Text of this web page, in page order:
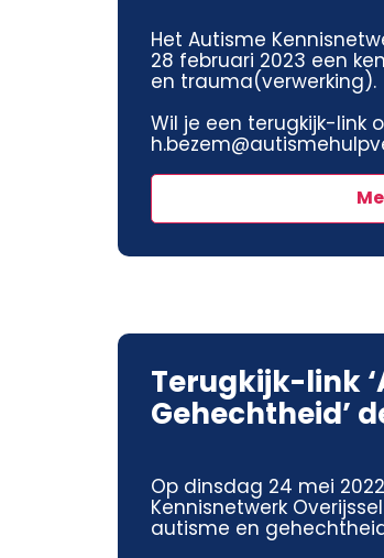
Het Autisme
28 februari 2023 een
en trauma(verwerking).
Wil je een terugkijk-link
Terugkijk-link
Gehechtheid’
Op dinsdag 24 mei
Kennisnetwerk
autisme en